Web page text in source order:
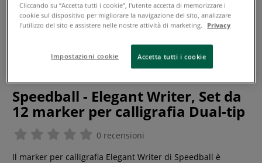
Speedball - Elegant Writer, Set da
12 marker per calligrafia Dual-tip
0 recensioni
Il marker per calligrafia Elegant Writer di Speedball è
Cliccando su “Accetta tutti i cookie”, l'utente accetta di memorizzare i
cookie sul dispositivo per migliorare la navigazione del sito, analizzare
l'utilizzo del sito e assistere nelle nostre attività di marketing.
Privacy
Impostazioni cookie Accetta tutti i cookie